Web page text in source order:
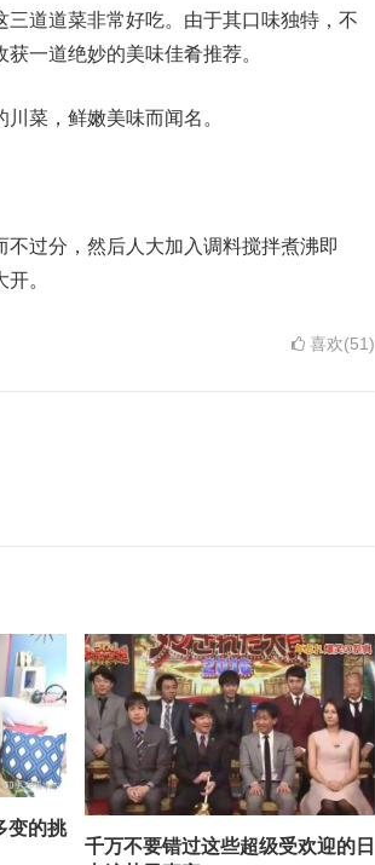
道道菜非常好吃。由于其口味独特，不
一道绝妙的美味佳肴推荐。
菜，鲜嫩美味而闻名。
过分，然后人大加入调料搅拌煮沸即
。
喜欢(51)
变的挑
千万不要错过这些超级受欢迎的日